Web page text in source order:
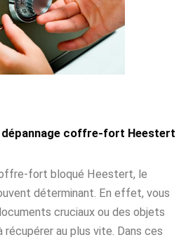
dépannage coffre-fort Heestert
coffre-fort bloqué Heestert, le
déterminant. En effet, vous
cruciaux ou des objets
au plus vite. Dans ces